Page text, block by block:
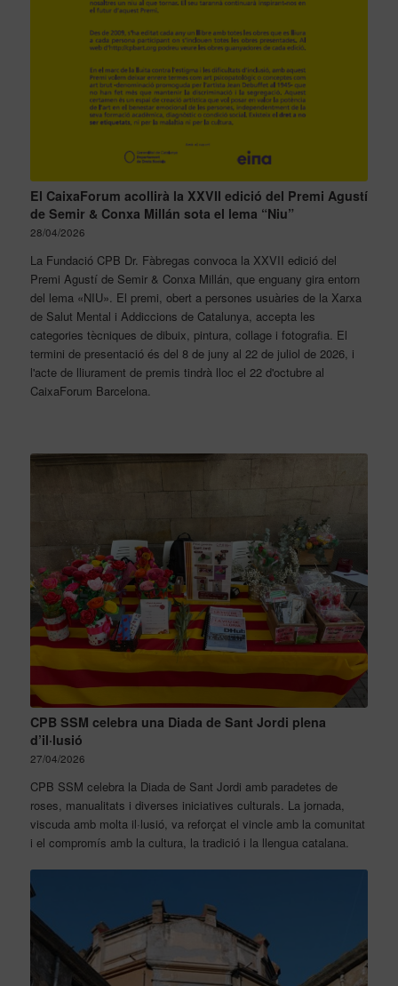
El CaixaForum acollirà la XXVII edició del Premi Agustí
de Semir & Conxa Millán sota el lema “Niu”
28/04/2026
La Fundació CPB Dr. Fàbregas convoca la XXVII edició del
Premi Agustí de Semir & Conxa Millán, que enguany gira entorn
del lema «NIU». El premi, obert a persones usuàries de la Xarxa
de Salut Mental i Addiccions de Catalunya, accepta les
categories tècniques de dibuix, pintura, collage i fotografia. El
termini de presentació és del 8 de juny al 22 de juliol de 2026, i
l'acte de lliurament de premis tindrà lloc el 22 d'octubre al
CaixaForum Barcelona.
CPB SSM celebra una Diada de Sant Jordi plena
d’il·lusió
27/04/2026
CPB SSM celebra la Diada de Sant Jordi amb paradetes de
roses, manualitats i diverses iniciatives culturals. La jornada,
viscuda amb molta il·lusió, va reforçat el vincle amb la comunitat
i el compromís amb la cultura, la tradició i la llengua catalana.